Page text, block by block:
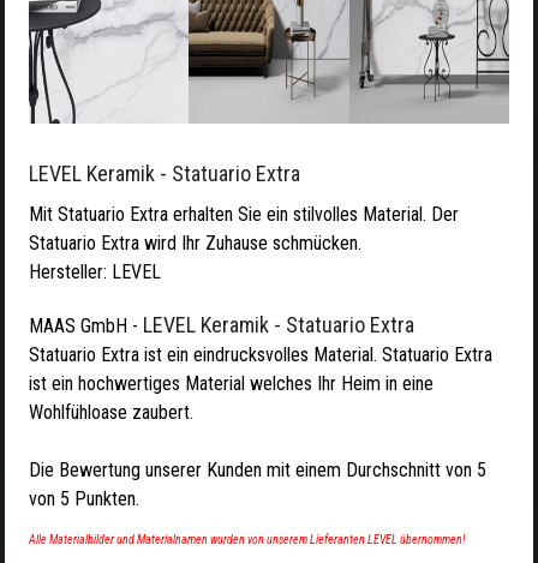
LEVEL Keramik - Statuario Extra
Mit Statuario Extra erhalten Sie ein stilvolles Material. Der
Statuario Extra wird Ihr Zuhause schmücken.
Hersteller: LEVEL
MAAS GmbH - LEVEL Keramik - Statuario Extra
Statuario Extra ist ein eindrucksvolles Material. Statuario Extra
ist ein hochwertiges Material welches Ihr Heim in eine
Wohlfühloase zaubert.
Die Bewertung unserer Kunden mit einem Durchschnitt von 5
von 5 Punkten.
Alle Materialbilder und Materialnamen wurden von unserem Lieferanten LEVEL übernommen!